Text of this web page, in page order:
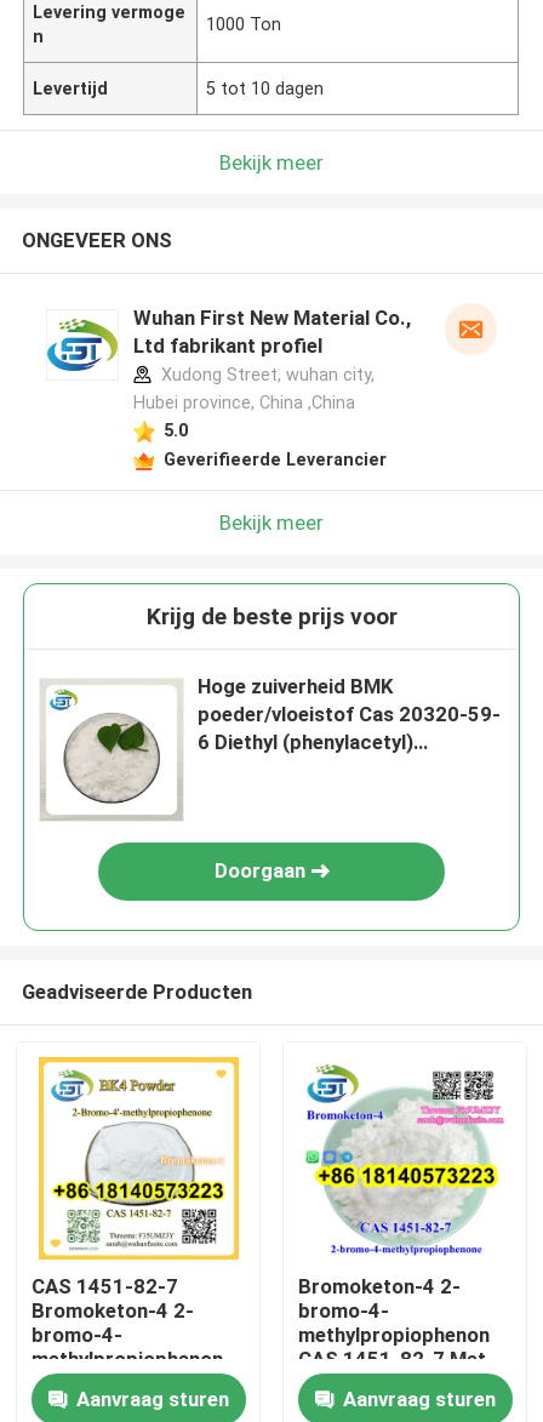
Levering vermoge
n
1000 Ton
Levertijd 5 tot 10 dagen
Bekijk meer
ONGEVEER ONS
Wuhan First New Material Co.,
Ltd fabrikant profiel
Xudong Street, wuhan city,
Hubei province, China ,China
5.0
Geverifieerde Leverancier
Bekijk meer
Krijg de beste prijs voor
Hoge zuiverheid BMK
poeder/vloeistof Cas 20320-59-
6 Diethyl (phenylacetyl)
Doorgaan
Geadviseerde Producten
CAS 1451-82-7
Bromoketon-4 2-
bromo-4-
methylpropiophenon
met een hoge
zuiverheid
Aanvraag sturen
Bromoketon-4 2-
bromo-4-
methylpropiophenon
CAS 1451-82-7 Met
een hoge zuiverheid
Aanvraag sturen